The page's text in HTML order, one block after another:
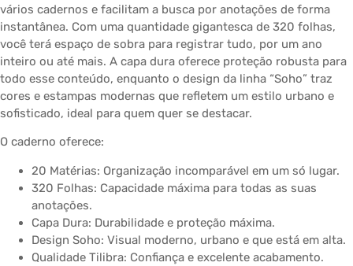
vários cadernos e facilitam a busca por anotações de forma
instantânea. Com uma quantidade gigantesca de 320 folhas,
você terá espaço de sobra para registrar tudo, por um ano
inteiro ou até mais. A capa dura oferece proteção robusta para
todo esse conteúdo, enquanto o design da linha “Soho” traz
cores e estampas modernas que refletem um estilo urbano e
sofisticado, ideal para quem quer se destacar.
O caderno oferece:
20 Matérias: Organização incomparável em um só lugar.
320 Folhas: Capacidade máxima para todas as suas
anotações.
Capa Dura: Durabilidade e proteção máxima.
Design Soho: Visual moderno, urbano e que está em alta.
Qualidade Tilibra: Confiança e excelente acabamento.